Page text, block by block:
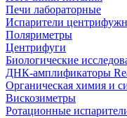
Печи лабораторные
Испарители
Поляриметры
Центрифуги
Биологические
ДНК-амплификаторы
Органическая химия и
Вискозиметры
Ротационные